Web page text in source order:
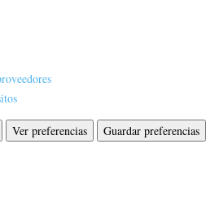
Ver preferencias
Guardar preferencias